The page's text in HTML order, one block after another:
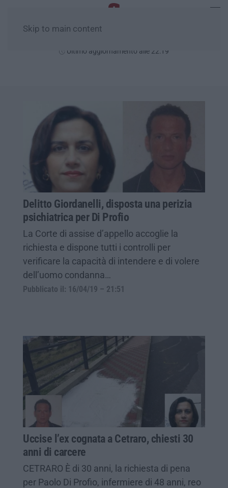
Skip to main content
Ultimo aggiornamento alle 22:19
Delitto Giordanelli, disposta una perizia
psichiatrica per Di Profio
La Corte di assise d’appello accoglie la
richiesta e dispone tutti i controlli per
verificare la capacità di intendere e di volere
dell’uomo condanna…
Pubblicato il: 16/04/19 – 21:51
Uccise l’ex cognata a Cetraro, chiesti 30
anni di carcere
CETRARO È di 30 anni, la richiesta di pena
per Paolo Di Profio, infermiere di 48 anni, reo